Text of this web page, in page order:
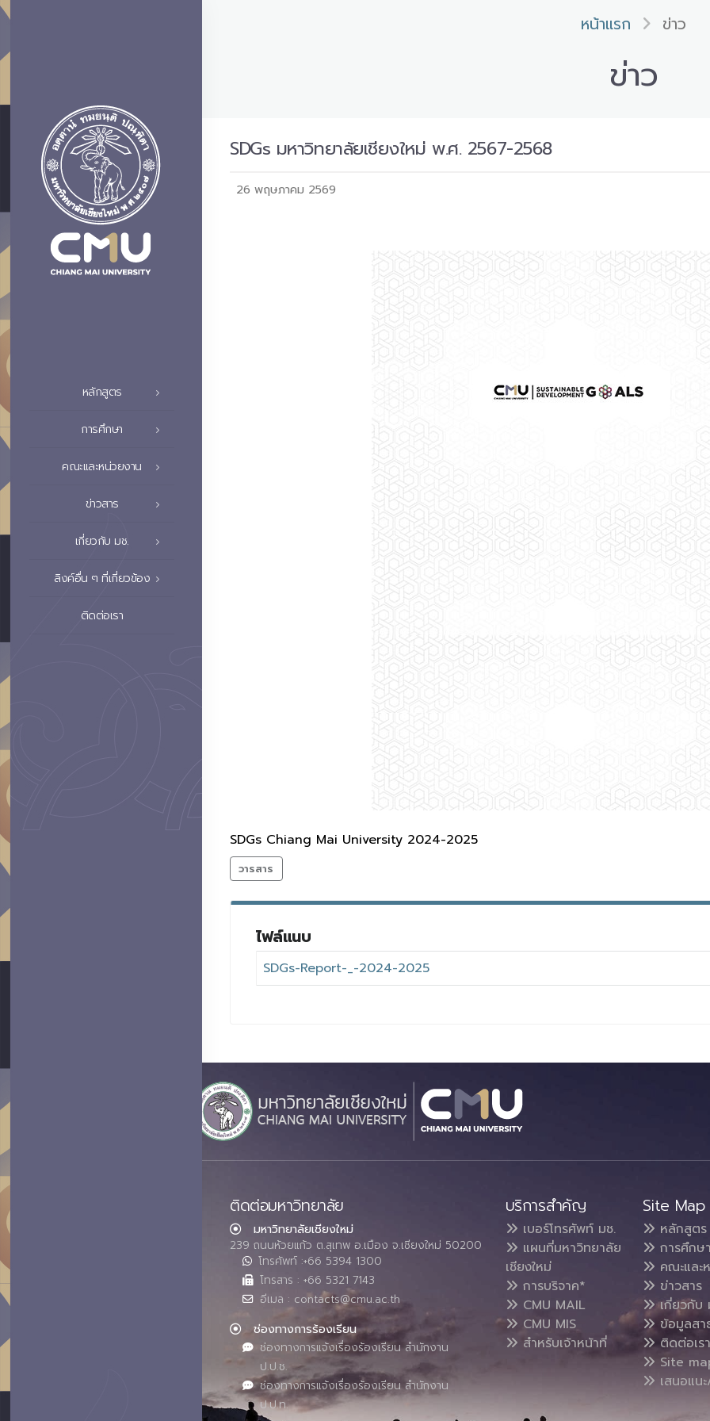
หลักสูตร
การศึกษา
คณะและหน่วยงาน
ข่าวสาร
เกี่ยวกับ มช.
ลิงค์อื่น ๆ ที่เกี่ยวข้อง
ติดต่อเรา
หน้าแรก ข่าว
ข่าว
SDGs มหาวิทยาลัยเชียงใหม่ พ.ศ. 2567-2568
26 พฤษภาคม 2569
SDGs Chiang Mai University 2024-2025
วารสาร
ไฟล์แนบ
SDGs-Report-_-2024-2025
ติดต่อมหาวิทยาลัย
มหาวิทยาลัยเชียงใหม่
239 ถนนห้วยแก้ว ต.สุเทพ อ.เมือง จ.เชียงใหม่ 50200
โทรศัพท์ :+66 5394 1300
โทรสาร : +66 5321 7143
อีเมล : contacts@cmu.ac.th
ช่องทางการร้องเรียน
ช่องทางการแจ้งเรื่องร้องเรียน สำนักงาน
ป.ป.ช.
ช่องทางการแจ้งเรื่องร้องเรียน สำนักงาน
ป.ป.ท.
บริการสำคัญ
เบอร์โทรศัพท์ มช.
แผนที่มหาวิทยาลัย
เชียงใหม่
การบริจาค*
CMU MAIL
CMU MIS
สำหรับเจ้าหน้าที่
Site Map
หลักสูตร
การศึกษ
คณะและ
ข่าวสาร
เกี่ยวกับ
ข้อมูลสา
ติดต่อเร
Site
เสนอแน